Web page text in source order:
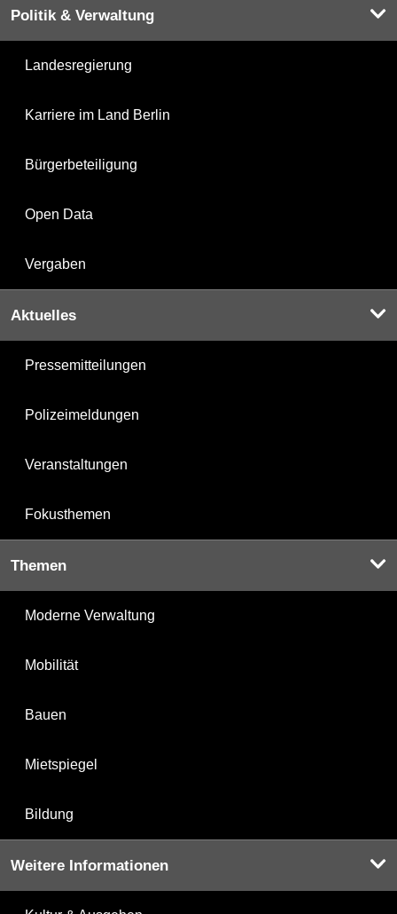
Politik & Verwaltung
Landesregierung
Karriere im Land Berlin
Bürgerbeteiligung
Open Data
Vergaben
Aktuelles
Pressemitteilungen
Polizeimeldungen
Veranstaltungen
Fokusthemen
Themen
Moderne Verwaltung
Mobilität
Bauen
Mietspiegel
Bildung
Weitere Informationen